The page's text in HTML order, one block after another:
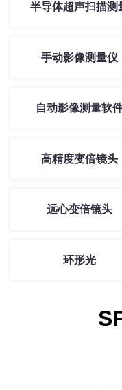
半导体超声扫描测
手动影像测量仪
自动影像测量软
高精度变倍镜头
远心变倍镜头
环形光